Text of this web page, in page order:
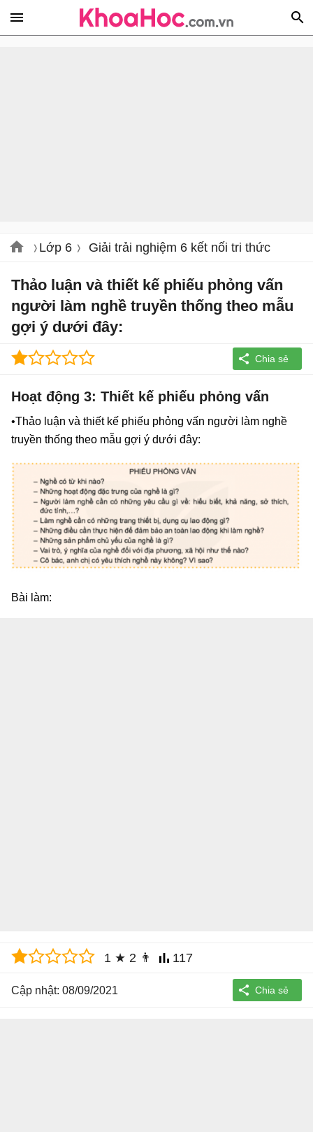
Lớp 6 Giải trải nghiệm 6 kết nối tri thức
Thảo luận và thiết kế phiếu phỏng vấn
người làm nghề truyền thống theo mẫu
gợi ý dưới đây:
Hoạt động 3: Thiết kế phiếu phỏng vấn
•Thảo luận và thiết kế phiếu phỏng vấn người làm nghề
truyền thống theo mẫu gợi ý dưới đây:
Bài làm:
1 ★ 2 👨 117
Cập nhật: 08/09/2021